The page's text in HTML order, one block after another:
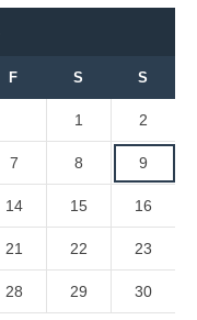
F S S
1 2
7 8 9
14 15 16
21 22 23
28 29 30